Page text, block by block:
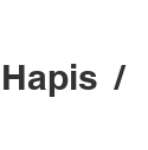
/